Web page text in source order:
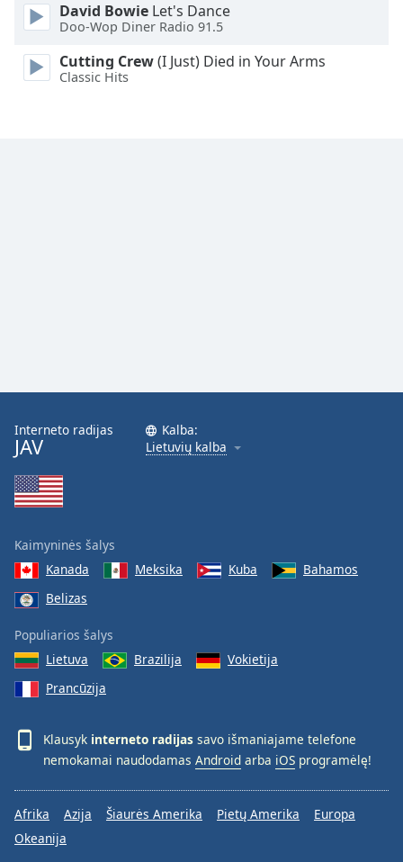
David Bowie Let's Dance
Doo-Wop Diner Radio 91.5
Cutting Crew(I Just) Died in Your Arms
Classic Hits
Interneto radijas
JAV
Kalba:
Lietuvių kalba
Kaimyninės šalys
Kanada
Meksika Kuba
Bahamos
Belizas
Populiarios šalys
Lietuva
Brazilija
Vokietija
Prancūzija
Klausyk interneto radijas savo išmaniajame telefone
nemokamai naudodamas Android arba iOS programėlę!
Afrika Azija Šiaurės Amerika Pietų Amerika
Europa
Okeanija